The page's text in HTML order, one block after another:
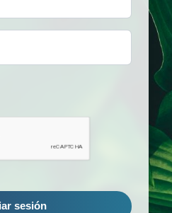
sesión